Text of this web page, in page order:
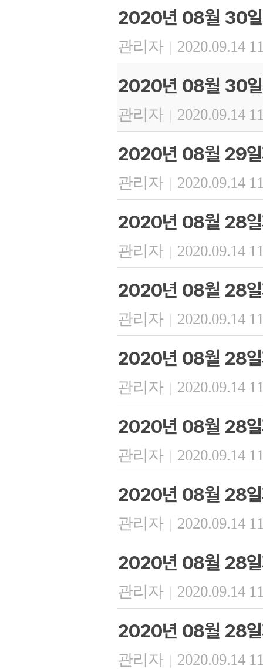
2020년 08월 30일
관리자 | 2020.09.14
2020년 08월 30일
관리자 | 2020.09.14
2020년 08월 29일
관리자 | 2020.09.14
2020년 08월 28일
관리자 | 2020.09.14
2020년 08월 28일
관리자 | 2020.09.14
2020년 08월 28일
관리자 | 2020.09.14
2020년 08월 28일
관리자 | 2020.09.14
2020년 08월 28일
관리자 | 2020.09.14
2020년 08월 28일
관리자 | 2020.09.14
2020년 08월 28일
관리자 | 2020.09.14